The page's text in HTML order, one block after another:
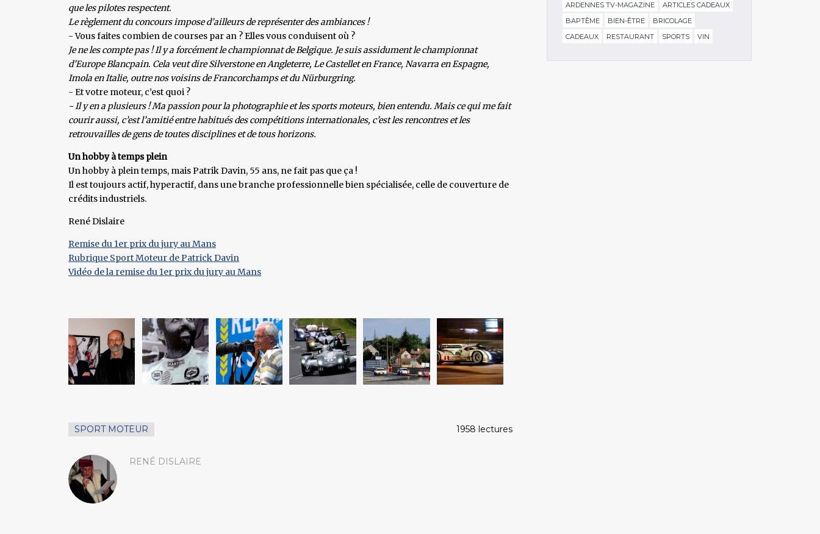
que les pilotes respectent.
Le règlement du concours impose d’ailleurs de représenter des ambiances !
- Vous faites combien de courses par an ? Elles vous conduisent où ?
Je ne les compte pas ! Il y a forcément le championnat de Belgique. Je suis assidument le championnat
d’Europe Blancpain. Cela veut dire Silverstone en Angleterre, Le Castellet en France, Navarra en Espagne,
Imola en Italie, outre nos voisins de Francorchamps et du Nürburgring.
- Et votre moteur, c’est quoi ?
- Il y en a plusieurs ! Ma passion pour la photographie et les sports moteurs, bien entendu. Mais ce qui me fait
courir aussi, c’est l’amitié entre habitués des compétitions internationales, c’est les rencontres et les
retrouvailles de gens de toutes disciplines et de tous horizons.
Un hobby à temps plein
Un hobby à plein temps, mais Patrik Davin, 55 ans, ne fait pas que ça !
Il est toujours actif, hyperactif, dans une branche professionnelle bien spécialisée, celle de couverture de
crédits industriels.
René Dislaire
Remise du 1er prix du jury au Mans
Rubrique Sport Moteur de Patrick Davin
Vidéo de la remise du 1er prix du jury au Mans
SPORT MOTEUR 1958 lectures
RENÉ DISLAIRE
ARDENNES TV-MAGAZINE
ARTICLES CADEAUX
BAPTÊME
BIEN-ÊTRE
BRICOLAGE
CADEAUX
RESTAURANT SPORTS VIN